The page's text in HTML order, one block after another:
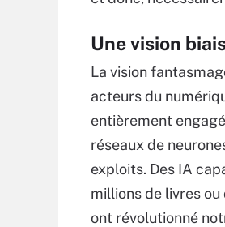
Une vision
La vision
acteurs du
entièrement
réseaux de
exploits. Des IA
millions de livres ou
ont révolutionné